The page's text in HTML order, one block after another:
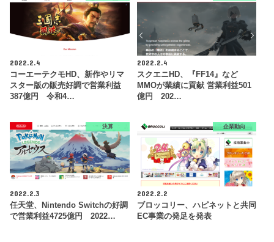
2022.2.4
コーエーテクモHD、新作やリマ
スター版の販売好調で営業利益
387億円 令和4…
2022.2.4
スクエニHD、『FF14』など
MMOが業績に貢献 営業利益501
億円 202…
決算
2022.2.3
任天堂、Nintendo Switchの好調
で営業利益4725億円 2022…
企業動向
2022.2.2
ブロッコリー、ハピネットと共同
EC事業の発足を発表